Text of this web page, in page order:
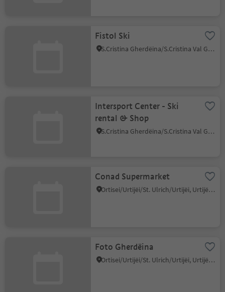
Fistol Ski
S.Cristina Gherdëina/S.Cristina Val Gardena/S.Cristina Gherdëina/St.Christina in Gröden, S.Crestina Gherdëina/Santa Cristina Val Gardana, Dolomites Region Val Gardena
Intersport Center - Ski
rental & Shop
S.Cristina Gherdëina/S.Cristina Val Gardena/S.Cristina Gherdëina/St.Christina in Gröden, S.Crestina Gherdëina/Santa Cristina Val Gardana, Dolomites Region Val Gardena
Conad Supermarket
Ortisei/Urtijëi/St. Ulrich/Urtijëi, Urtijëi/Ortisei, Dolomites Region Val Gardena
Foto Gherdëina
Ortisei/Urtijëi/St. Ulrich/Urtijëi, Urtijëi/Ortisei, Dolomites Region Val Gardena